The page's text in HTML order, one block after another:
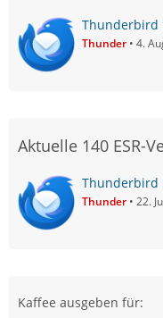
Thunderbird
Thunder 4.
Aktuelle 140 ESR-
Thunderbird
Thunder 22.
Kaffee ausgeben für: